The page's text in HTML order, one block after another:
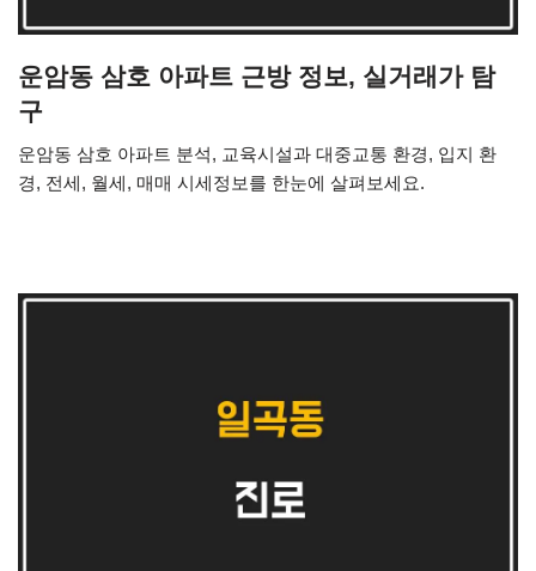
운암동 삼호 아파트 근방 정보, 실거래가 탐
구
운암동 삼호 아파트 분석, 교육시설과 대중교통 환경, 입지 환
경, 전세, 월세, 매매 시세정보를 한눈에 살펴보세요.